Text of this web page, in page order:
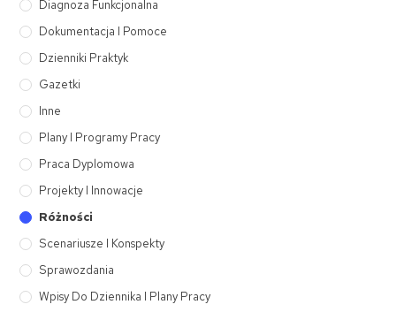
Diagnoza Funkcjonalna
Dokumentacja I Pomoce
Dzienniki Praktyk
Gazetki
Inne
Plany I Programy Pracy
Praca Dyplomowa
Projekty I Innowacje
Różności
Scenariusze I Konspekty
Sprawozdania
Wpisy Do Dziennika I Plany Pracy